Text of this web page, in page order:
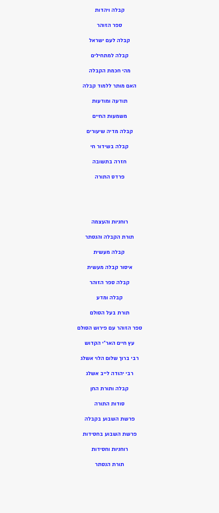
קבלה ויהדות
ספר הזוהר
קבלה לעם ישראל
קבלה למתחילים
מהי חכמת הקבלה
האם מותר ללמוד קבלה
תודעה ומודעות
משמעות החיים
קבלה מדיה שיעורים
קבלה בשידור חי
חזרה בתשובה
פרדס התורה
רוחניות והעצמה
תורת הקבלה והנסתר
קבלה מעשית
איסור קבלה מעשית
קבלה ספר הזוהר
קבלה ומדע
תורת בעל הסולם
ספר הזוהר עם פירוש הסולם
עץ חיים האר”י הקדוש
רבי ברוך שלום הלוי אשלג
רבי יהודה לייב אשלג
קבלה ותורת החן
סודות התורה
פרשת השבוע בקבלה
פרשת השבוע בחסידות
רוחניות וחסידות
תורת הנסתר